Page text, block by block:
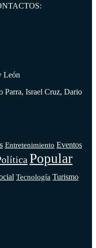
León
Israel Cruz, Dario
Entretenimiento Eventos
Popular
Tecnología Turismo